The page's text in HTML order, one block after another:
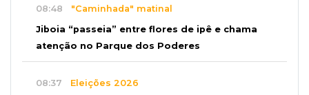
08:48 "Caminhada" matinal
Jiboia “passeia” entre flores de ipê e chama
atenção no Parque dos Poderes
08:37 Eleições 2026